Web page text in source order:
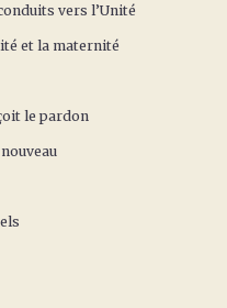
vers l’Unité
et la maternité
le pardon